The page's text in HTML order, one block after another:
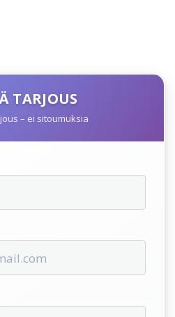
TARJOUS
– ei sitoumuksia